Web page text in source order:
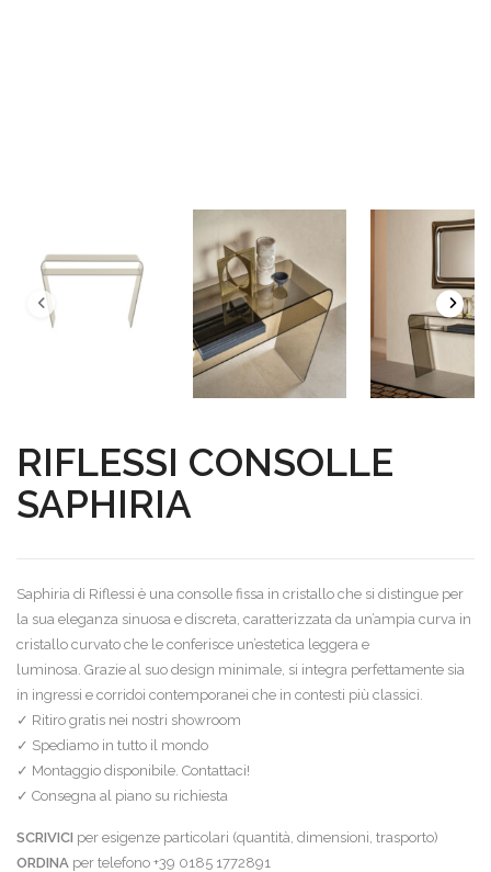
RIFLESSI CONSOLLE
SAPHIRIA
Saphiria di Riflessi è una consolle fissa in cristallo che si distingue per
la sua eleganza sinuosa e discreta, caratterizzata da un’ampia curva in
cristallo curvato che le conferisce un’estetica leggera e
luminosa. Grazie al suo design minimale, si integra perfettamente sia
in ingressi e corridoi contemporanei che in contesti più classici.
✓ Ritiro gratis nei nostri showroom
✓ Spediamo in tutto il mondo
✓ Montaggio disponibile. Contattaci!
✓ Consegna al piano su richiesta
SCRIVICI per esigenze particolari (quantità, dimensioni, trasporto)
ORDINA per telefono +39 0185 1772891